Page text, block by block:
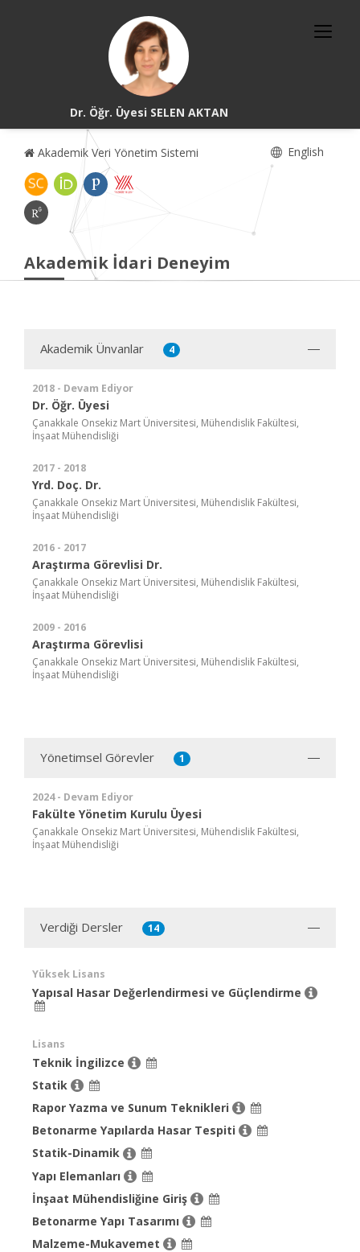
Dr. Öğr. Üyesi SELEN AKTAN
Akademik Veri Yönetim Sistemi English
Akademik İdari Deneyim
Akademik Ünvanlar 4
2018 - Devam Ediyor
Dr. Öğr. Üyesi
Çanakkale Onsekiz Mart Üniversitesi, Mühendislik Fakültesi,
İnşaat Mühendisliği
2017 - 2018
Yrd. Doç. Dr.
Çanakkale Onsekiz Mart Üniversitesi, Mühendislik Fakültesi,
İnşaat Mühendisliği
2016 - 2017
Araştırma Görevlisi Dr.
Çanakkale Onsekiz Mart Üniversitesi, Mühendislik Fakültesi,
İnşaat Mühendisliği
2009 - 2016
Araştırma Görevlisi
Çanakkale Onsekiz Mart Üniversitesi, Mühendislik Fakültesi,
İnşaat Mühendisliği
Yönetimsel Görevler 1
2024 - Devam Ediyor
Fakülte Yönetim Kurulu Üyesi
Çanakkale Onsekiz Mart Üniversitesi, Mühendislik Fakültesi,
İnşaat Mühendisliği
Verdiği Dersler 14
Yüksek Lisans
Yapısal Hasar Değerlendirmesi ve Güçlendirme
Lisans
Teknik İngilizce
Statik
Rapor Yazma ve Sunum Teknikleri
Betonarme Yapılarda Hasar Tespiti
Statik-Dinamik
Yapı Elemanları
İnşaat Mühendisliğine Giriş
Betonarme Yapı Tasarımı
Malzeme-Mukavemet